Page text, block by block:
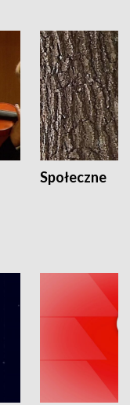
Społeczne